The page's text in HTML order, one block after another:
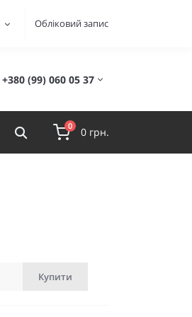
Обліковий запис
+380 (99) 060 05 37
0 0 грн.
Купити